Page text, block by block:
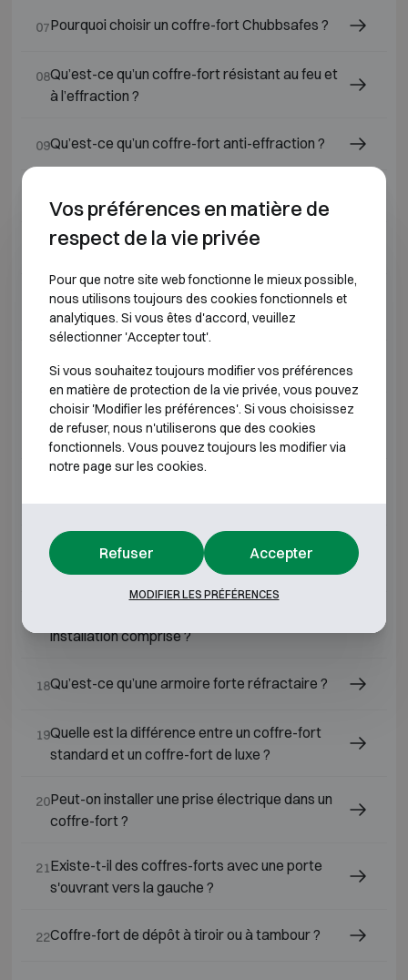
07Pourquoi choisir un coffre-fort Chubbsafes ?
08Qu’est-ce qu’un coffre-fort résistant au feu et
à l’effraction ?
09Qu’est-ce qu’un coffre-fort anti-effraction ?
Quelle serrure de coffre-fort choisir ?
12Quels coffres-forts ou armoires ignifuges
conviennent aux bijoutiers et diamantaires ?
13Qu’est-ce qu’un coffre-fort ignifuge ?
Pourquoi faire placer un coffre-fort par un
professionnel ?
investissement aujourd'hui ?
16Quelle est la meilleure option de coffre-fort
pour la maison ?
installation comprise ?
18Qu’est-ce qu’une armoire forte réfractaire ?
19Quelle est la différence entre un coffre-fort
standard et un coffre-fort de luxe ?
20Peut-on installer une prise électrique dans un
coffre-fort ?
21Existe-t-il des coffres-forts avec une porte
s'ouvrant vers la gauche ?
22Coffre-fort de dépôt à tiroir ou à tambour ?
Vos préférences en matière de
respect de la vie privée
Pour que notre site web fonctionne le mieux possible,
nous utilisons toujours des cookies fonctionnels et
analytiques. Si vous êtes d'accord, veuillez
sélectionner 'Accepter tout'.
Si vous souhaitez toujours modifier vos préférences
en matière de protection de la vie privée, vous pouvez
choisir 'Modifier les préférences'. Si vous choisissez
de refuser, nous n'utiliserons que des cookies
fonctionnels. Vous pouvez toujours les modifier via
notre page sur les cookies.
Refuser Accepter
MODIFIER LES PRÉFÉRENCES